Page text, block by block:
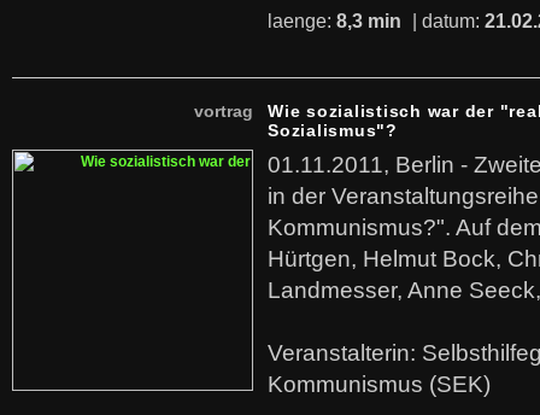
laenge: 8,3 min | datum:
vortrag
Wie sozialistisch war der
Sozialismus"?
01.11.2011, Berlin -
in der
Kommunismus?". Auf
Hürtgen, Helmut Bock,
Landmesser, Anne
Veranstalterin:
Kommunismus (SEK)